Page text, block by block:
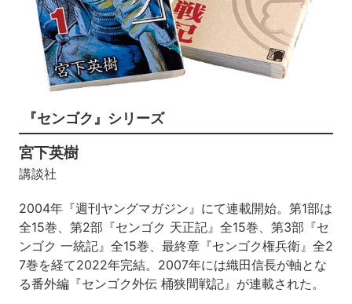
『センゴク』シリーズ
宮下英樹
講談社
2004年『週刊ヤングマガジン』にて連載開始。第1部は
全15巻、第2部『センゴク 天正記』全15巻、第3部『セ
ンゴク 一統記』全15巻、最終章『センゴク権兵衛』全2
7巻を経て2022年完結。2007年には織田信長が軸とな
る番外編『センゴク外伝 桶狭間戦記』が連載された。